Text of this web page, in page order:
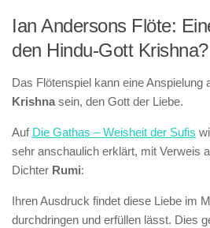
Ian Andersons Flöte:
den Hindu-Gott Krishna?
Das Flötenspiel kann eine Anspielung
Krishna sein, den Gott der Liebe.
Auf Die Gathas – Weisheit der Sufis
sehr anschaulich erklärt, mit Verweis
Dichter Rumi:
Ihren Ausdruck findet diese Liebe im
durchdringen und erfüllen lässt. Dies